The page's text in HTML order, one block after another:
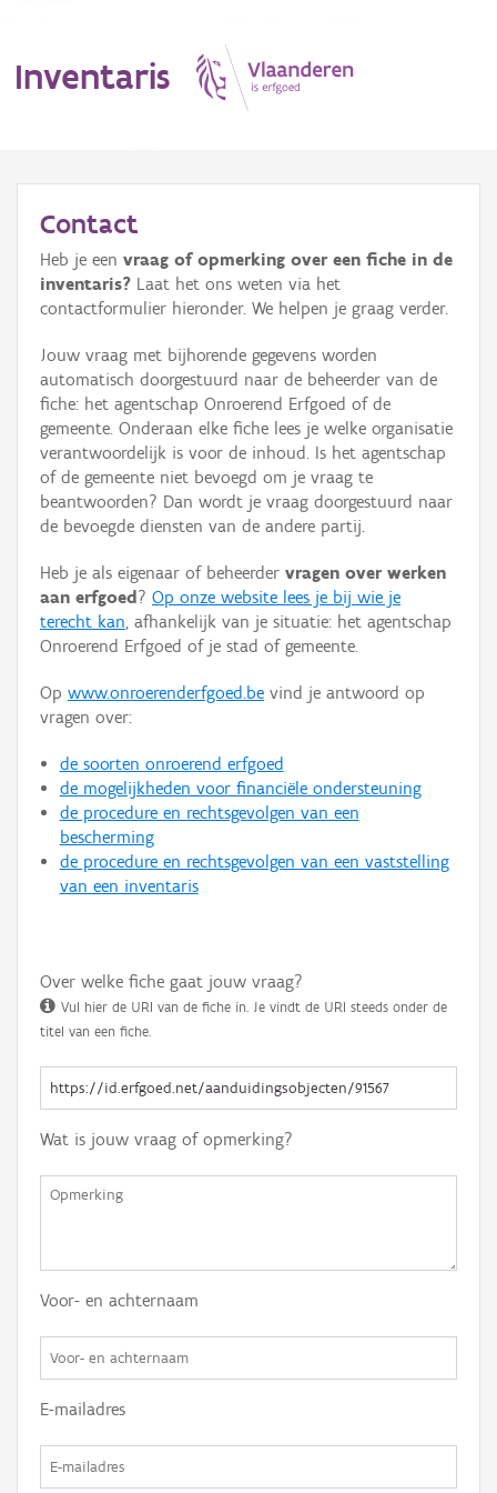
Inventaris
Erfgoedobject
Aanduidingsobject
Waarneming
Thema
Gebeurtenis
Persoon of collectief
Hergebruik
Aanmelden
Contact
Heb je een vraag of opmerking over een fiche in de
inventaris? Laat het ons weten via het
contactformulier hieronder. We helpen je graag verder.
Jouw vraag met bijhorende gegevens worden
automatisch doorgestuurd naar de beheerder van de
fiche: het agentschap Onroerend Erfgoed of de
gemeente. Onderaan elke fiche lees je welke organisatie
verantwoordelijk is voor de inhoud. Is het agentschap
of de gemeente niet bevoegd om je vraag te
beantwoorden? Dan wordt je vraag doorgestuurd naar
de bevoegde diensten van de andere partij.
Heb je als eigenaar of beheerder vragen over werken
aan erfgoed ? Op onze website lees je bij wie je
terecht kan, afhankelijk van je situatie: het agentschap
Onroerend Erfgoed of je stad of gemeente.
Op www.onroerenderfgoed.be vind je antwoord op
vragen over:
de soorten onroerend erfgoed
de mogelijkheden voor financiële ondersteuning
de procedure en rechtsgevolgen van een
bescherming
de procedure en rechtsgevolgen van een vaststelling
van een inventaris
Over welke fiche gaat jouw vraag?
Vul hier de URI van de fiche in. Je vindt de URI steeds onder de
titel van een fiche.
Wat is jouw vraag of opmerking?
Voor- en achternaam
E-mailadres